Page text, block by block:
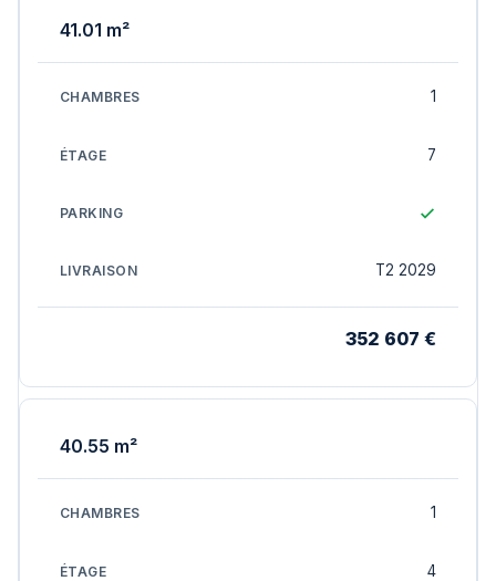
41.01 m²
1
7
T2 2029
352 607 €
40.55 m²
1
4